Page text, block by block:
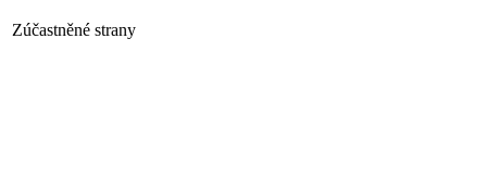
Zúčastněné strany